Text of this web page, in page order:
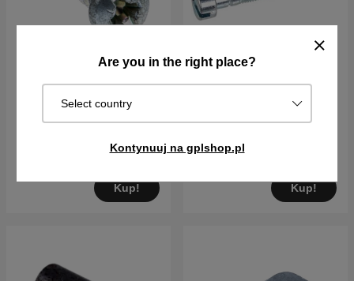
Are you in the right place?
Select country
Kontynuuj na gplshop.pl
Kup! Kup!